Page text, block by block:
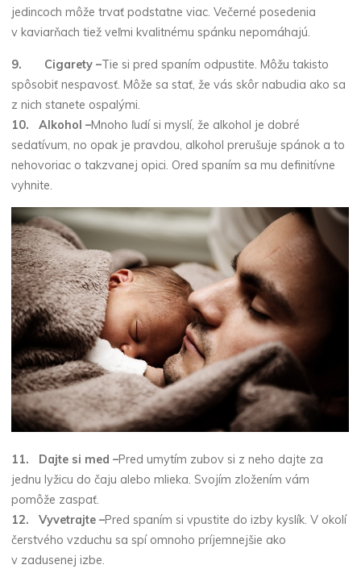
jedincoch môže trvať podstatne viac. Večerné posedenia
v kaviarňach tiež veľmi kvalitnému spánku nepomáhajú.
9. Cigarety –Tie si pred spaním odpustite. Môžu takisto
spôsobiť nespavosť. Môže sa stať, že vás skôr nabudia ako sa
z nich stanete ospalými.
10.Alkohol –Mnoho ľudí si myslí, že alkohol je dobré
sedatívum, no opak je pravdou, alkohol prerušuje spánok a to
nehovoriac o takzvanej opici. Ored spaním sa mu definitívne
vyhnite.
11. Dajte si med –Pred umytím zubov si z neho dajte za
jednu lyžicu do čaju alebo mlieka. Svojím zložením vám
pomôže zaspať.
12.Vyvetrajte –Pred spaním si vpustite do izby kyslík. V okolí
čerstvého vzduchu sa spí omnoho príjemnejšie ako
v zadusenej izbe.